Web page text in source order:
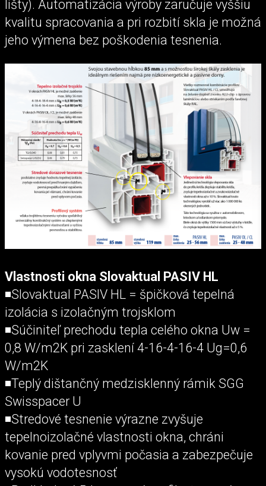
lišty). Automatizácia výroby zaručuje vyššiu
kvalitu spracovania a pri rozbití skla je možná
jeho výmena bez poškodenia tesnenia.
Vlastnosti okna Slovaktual PASIV HL
◾Slovaktual PASIV HL = špičková tepelná
izolácia s izolačným trojsklom
◾Súčiniteľ prechodu tepla celého okna Uw =
0,8 W/m2K pri zasklení 4-16-4-16-4 Ug=0,6
W/m2K
◾Teplý dištančný medzisklenný rámik SGG
Swisspacer U
◾Stredové tesnenie výrazne zvyšuje
tepelnoizolačné vlastnosti okna, chráni
kovanie pred vplyvmi počasia a zabezpečuje
vysokú vodotesnosť